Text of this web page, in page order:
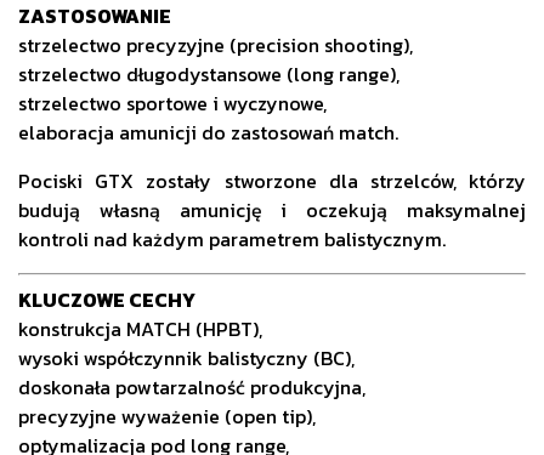
ZASTOSOWANIE
strzelectwo precyzyjne (precision shooting),
strzelectwo długodystansowe (long range),
strzelectwo sportowe i wyczynowe,
elaboracja amunicji do zastosowań match.
Pociski GTX zostały stworzone dla strzelców, którzy
budują własną amunicję i oczekują maksymalnej
kontroli nad każdym parametrem balistycznym.
KLUCZOWE CECHY
konstrukcja MATCH (HPBT),
wysoki współczynnik balistyczny (BC),
doskonała powtarzalność produkcyjna,
precyzyjne wyważenie (open tip),
optymalizacja pod long range,